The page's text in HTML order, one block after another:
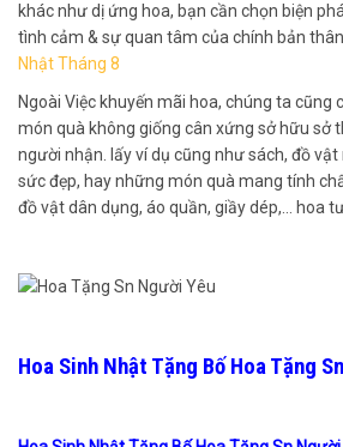
khác như dị ứng hoa, bạn cần chọn biện
tình cảm & sự quan tâm của chính bản
Nhật Tháng 8
Ngoài Việc khuyến mãi hoa, chúng ta cũng
món quà không giống cân xứng sở hữu sở
người nhận. lấy ví dụ cũng như sách, đồ
sức đẹp, hay những món quà mang tính
đồ vật dân dụng, áo quần, giầy dép,… hoa
Hoa Sinh Nhật Tặng Bố Hoa Tặng